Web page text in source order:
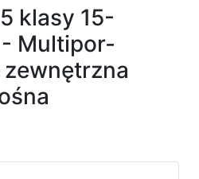
klasy 15-
Multipor-